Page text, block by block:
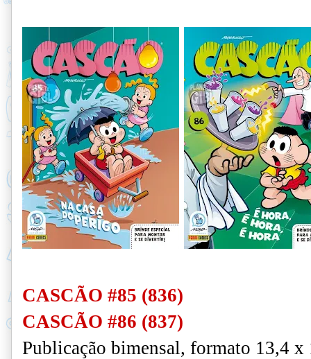
CASCÃO #85 (836)
CASCÃO #86 (837)
Publicação bimensal, formato 13,4 x